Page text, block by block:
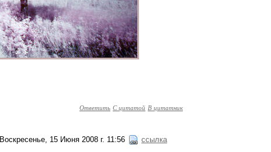
Ответить С цитатой В цитатник
Воскресенье, 15 Июня 2008 г. 11:56 ссылка